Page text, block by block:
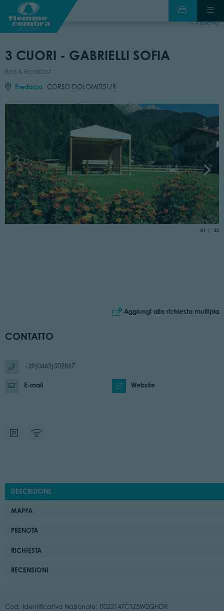
indietro
3 CUORI - GABRIELLI SOFIA
Bed & Breakfast
Predazzo CORSO DOLOMITI51/B
01 di
23
Aggiungi alla richiesta multipla
CONTATTO
+39(0462)502867
E-mail Website
DESCRIZIONE
MAPPA
PRENOTA
RICHIESTA
RECENSIONI
Cod. Identificativo Nazionale: IT022147C1Z5W2QHDR